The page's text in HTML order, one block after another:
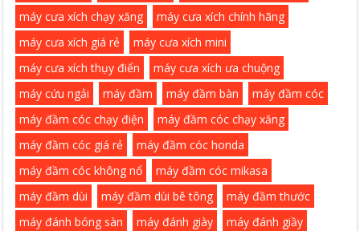
máy cưa xích chạy xăng
máy cưa xích chính hãng
máy cưa xích giá rẻ
máy cưa xích mini
máy cưa xích thụy điển
máy cưa xích ưa chuộng
máy cứu ngải
máy đầm máy đầm bàn
máy đầm cóc
máy đầm cóc chạy điện
máy đầm cóc chạy xăng
máy đầm cóc giá rẻ
máy đầm cóc honda
máy đầm cóc không nổ
máy đầm cóc mikasa
máy đầm dùi
máy đầm dùi bê tông
máy đầm thước
máy đánh bóng sàn
máy đánh giày
máy đánh giầy